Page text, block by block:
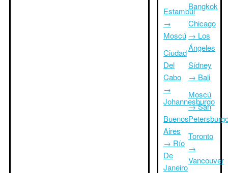
Estambul
→
Moscú
Ciudad
Del
Cabo
→
Johannesburgo
Buenos
Aires
→ Río
De
Janeiro
Bangkok
Chicago
→ Los
Ángeles
Sídney
→ Bali
Moscú
→ San
Toronto
→
Vancouver